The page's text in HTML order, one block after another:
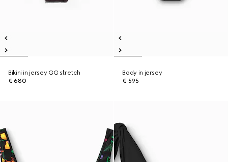
Bikini in jersey GG stretch
€ 680
Body in jersey
€ 595